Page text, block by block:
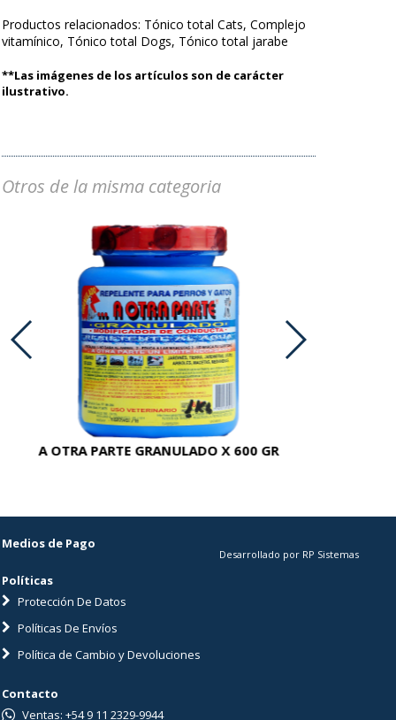
Productos relacionados: Tónico total Cats, Complejo
vitamínico, Tónico total Dogs, Tónico total jarabe
**Las imágenes de los artículos son de carácter
ilustrativo.
Otros de la misma categoria
A OTRA PARTE GRANULADO X 600 GR
Medios de Pago
Políticas
Protección De Datos
Políticas De Envíos
Política de Cambio y Devoluciones
Desarrollado por RP Sistemas
Contacto
Ventas: +54 9 11 2329-9944